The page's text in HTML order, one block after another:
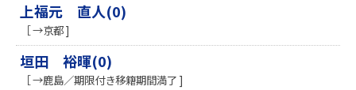
上福元 直人(0)
［ →京都 ]
垣田 裕暉(0)
［ →鹿島／期限付き移籍期間満了 ]